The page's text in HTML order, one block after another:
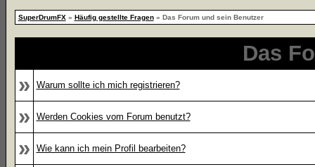
SuperDrumFX» Häufig gestellte Fragen» Das Forum und sein Benutzer
Das
»
Warum sollte ich mich registrieren?
» Werden Cookies vom Forum benutzt?
» Wie kann ich mein Profil bearbeiten?